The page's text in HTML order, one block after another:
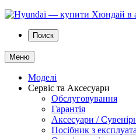
Поиск
Меню
Моделі
Сервіс та Аксесуари
Обслуговування
Гарантія
Аксесуари /
Посібник з